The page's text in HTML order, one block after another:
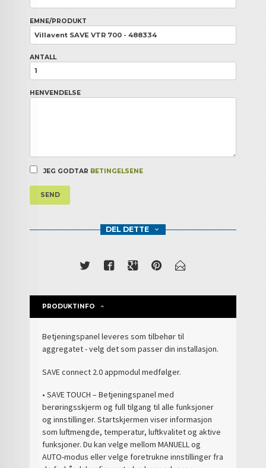
EMNE/PRODUKT
ANTALL
HENVENDELSE
JEG GODTARBETINGELSENE
SEND
DEL DETTE
PRODUKTINFO
Betjeningspanel leveres som tilbehør til
aggregatet - velg det som passer din installasjon.
SAVE connect 2.0 appmodul medfølger.
• SAVE TOUCH – Betjeningspanel med
berøringsskjerm og full tilgang til alle funksjoner
og innstillinger. Startskjermen viser informasjon
som luftmengde, temperatur, luftkvalitet og aktive
funksjoner. Du kan velge mellom MANUELL og
AUTO-modus eller velge foretrukne innstillinger fra